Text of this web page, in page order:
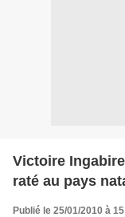
Victoire
raté au pays
Publié le 25/01/2010 à